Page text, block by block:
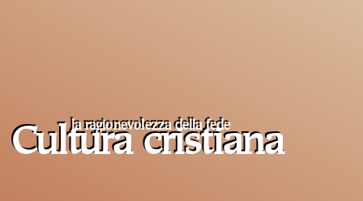
Cultura cristiana
la ragionevolezza della fede